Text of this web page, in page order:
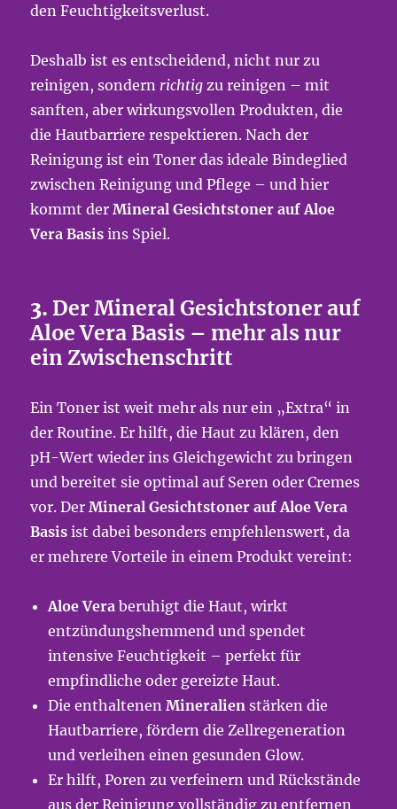
den Feuchtigkeitsverlust.
Deshalb ist es entscheidend, nicht nur zu
reinigen, sondern richtig zu reinigen – mit
sanften, aber wirkungsvollen Produkten, die
die Hautbarriere respektieren. Nach der
Reinigung ist ein Toner das ideale Bindeglied
zwischen Reinigung und Pflege – und hier
kommt derMineral Gesichtstoner auf Aloe
Vera Basis ins Spiel.
3.Der Mineral Gesichtstoner auf
Aloe Vera Basis – mehr als nur
ein Zwischenschritt
Ein Toner ist weit mehr als nur ein „Extra“ in
der Routine. Er hilft, die Haut zu klären, den
pH-Wert wieder ins Gleichgewicht zu bringen
und bereitet sie optimal auf Seren oder Cremes
vor. DerMineral Gesichtstoner auf Aloe Vera
Basis ist dabei besonders empfehlenswert, da
er mehrere Vorteile in einem Produkt vereint:
Aloe Vera beruhigt die Haut, wirkt
entzündungshemmend und spendet
intensive Feuchtigkeit – perfekt für
empfindliche oder gereizte Haut.
Die enthaltenenMineralien stärken die
Hautbarriere, fördern die Zellregeneration
und verleihen einen gesunden Glow.
Er hilft, Poren zu verfeinern und Rückstände
aus der Reinigung vollständig zu entfernen